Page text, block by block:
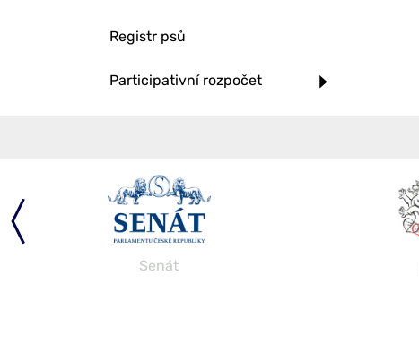
Registr psů
Participativní rozpočet
Senát